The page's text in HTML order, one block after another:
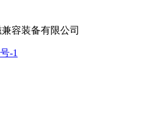
容装备有限公司
-1